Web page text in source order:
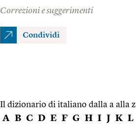
Correzioni e suggerimenti
Condividi
Il dizionario di italiano dalla a alla z
A B C D E F G H I J K L